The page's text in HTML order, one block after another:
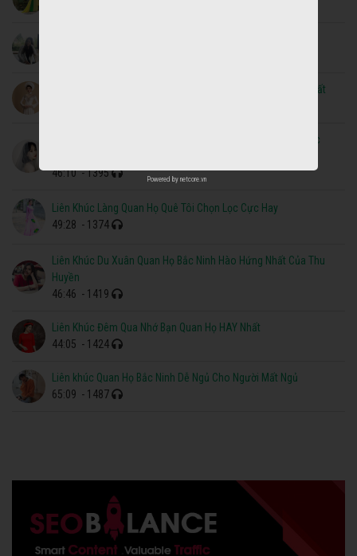
Liên Khúc Lý Con Sáo Dân Ca Quan Họ Bắc Ninh Đặc Sắc Nhất
Liên Khúc Lúng Liếng - Lóng Lánh Quan Họ Bắc Ninh Đặc Sắc
46:10- 1395
Liên Khúc Làng Quan Họ Quê Tôi Chọn Lọc Cực Hay
49:28 - 1374
Liên Khúc Du Xuân Quan Họ Bắc Ninh Hào Hứng Nhất Của Thu
Huyền
46:46 - 1419
Liên Khúc Đêm Qua Nhớ Bạn Quan Họ HAY Nhất
44:05 - 1424
Liên khúc Quan Họ Bắc Ninh Dễ Ngủ Cho Người Mất Ngủ
65:09 - 1487
Powered by netcore.vn